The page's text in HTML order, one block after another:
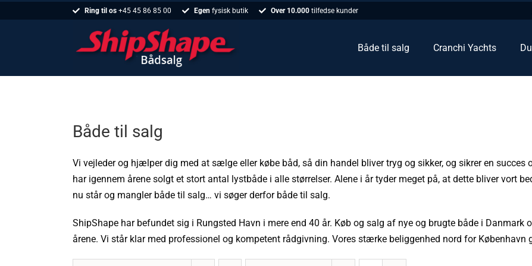
to
Ring til os +45 45 86 85 00 Egen fysisk butik Over 10.000 tilfedse kunder
Både til salg Cranchi Yachts
Både til salg
Vi vejleder og hjælper dig med at sælge eller købe båd, så din handel bliver tryg og sikker, og sikrer en succes
har igennem årene solgt et stort antal lystbåde i alle størrelser. Alene i år tyder meget på, at dette bliver vort
nu står og mangler både til salg… vi søger derfor både til salg.
ShipShape har befundet sig i Rungsted Havn i mere end 40 år. Køb og salg af nye og brugte både i
årene. Vi står klar med professionel og kompetent rådgivning. Vores stærke beliggenhed nord for København